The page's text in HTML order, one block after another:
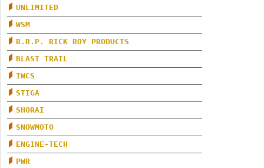
UNLIMITED
WSM
R.R.P. RICK ROY PRODUCTS
BLAST TRAIL
IWCS
STIGA
SHORAI
SNOWMOTO
ENGINE-TECH
PWR